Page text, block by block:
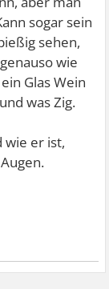
sogar sein
sehen,
wie
Glas Wein
was Zig.
wie er ist,